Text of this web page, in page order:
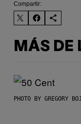
Compartir:
MÁS DE
PHOTO BY GREGORY